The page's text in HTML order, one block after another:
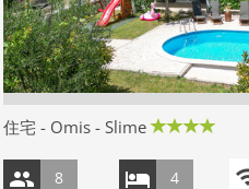
住宅 - Omis - Slime
8 4